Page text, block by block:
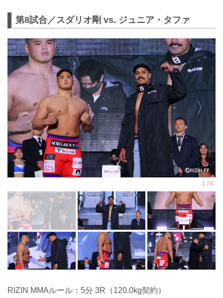
第8試合／スダリオ剛 vs. ジュニア・タファ
RIZIN MMAルール：5分 3R（120.0kg契約）